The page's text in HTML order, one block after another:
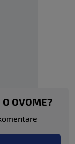
O OVOME?